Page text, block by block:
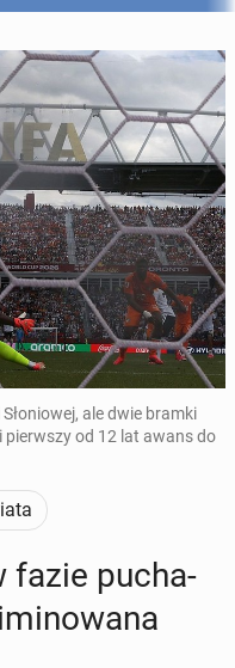
ale dwie bramki
pierwszy od 12 lat awans do
fazie pu­cha­